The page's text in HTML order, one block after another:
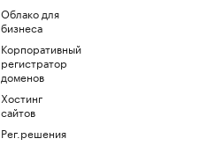
Облако для
бизнеса
Корпоративный
регистратор
доменов
Хостинг
сайтов
Рег.решения